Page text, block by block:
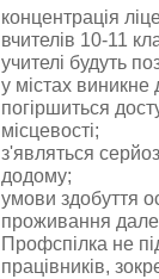
концентрація
вчителів 10-11
учителі будуть
у містах виникне
погіршиться
місцевості;
з'являться
додому;
умови здобуття
проживання
Профспілка не
працівників,